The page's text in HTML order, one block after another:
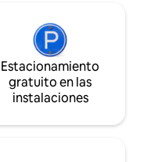
Estacionamiento
gratuito en las
instalaciones